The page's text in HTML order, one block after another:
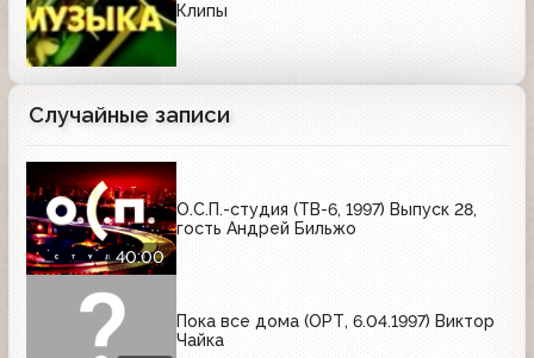
Клипы
Случайные записи
40:00
О.С.П.-студия (ТВ-6, 1997) Выпуск 28,
гость Андрей Бильжо
Пока все дома (ОРТ, 6.04.1997) Виктор
Чайка